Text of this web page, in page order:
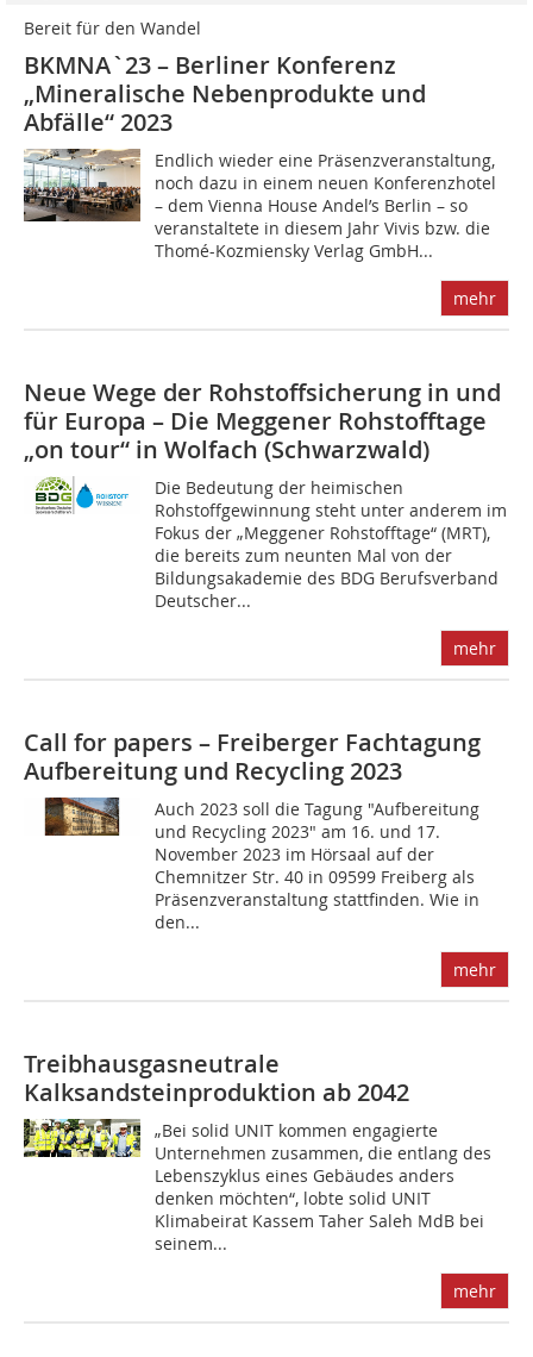
Bereit für den Wandel
BKMNA`23 – Berliner Konferenz
„Mineralische Nebenprodukte und
Abfälle“ 2023
Endlich wieder eine Präsenzveranstaltung,
noch dazu in einem neuen Konferenzhotel
– dem Vienna House Andel’s Berlin – so
veranstaltete in diesem Jahr Vivis bzw. die
Thomé-Kozmiensky Verlag GmbH...
mehr
Neue Wege der Rohstoffsicherung in und
für Europa – Die Meggener Rohstofftage
„on tour“ in Wolfach (Schwarzwald)
Die Bedeutung der heimischen
Rohstoffgewinnung steht unter anderem im
Fokus der „Meggener Rohstofftage“ (MRT),
die bereits zum neunten Mal von der
Bildungsakademie des BDG Berufsverband
Deutscher...
mehr
Call for papers – Freiberger Fachtagung
Aufbereitung und Recycling 2023
Auch 2023 soll die Tagung "Aufbereitung
und Recycling 2023" am 16. und 17.
November 2023 im Hörsaal auf der
Chemnitzer Str. 40 in 09599 Freiberg als
Präsenzveranstaltung stattfinden. Wie in
den...
mehr
Treibhausgasneutrale
Kalksandsteinproduktion ab 2042
„Bei solid UNIT kommen engagierte
Unternehmen zusammen, die entlang des
Lebenszyklus eines Gebäudes anders
denken möchten“, lobte solid UNIT
Klimabeirat Kassem Taher Saleh MdB bei
seinem...
mehr